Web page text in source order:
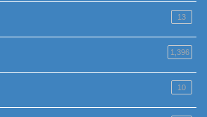
13
1,396
10